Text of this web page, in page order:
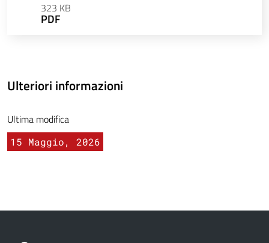
323 KB
PDF
Ulteriori informazioni
Ultima modifica
15 Maggio, 2026